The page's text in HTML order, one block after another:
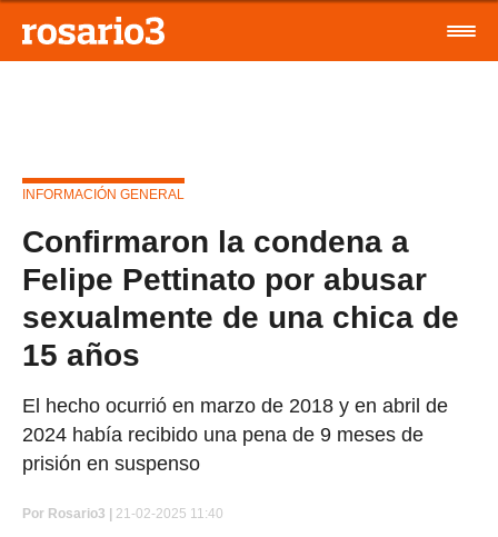
INFORMACIÓN GENERAL
Confirmaron la condena a
Felipe Pettinato por abusar
sexualmente de una chica de
15 años
El hecho ocurrió en marzo de 2018 y en abril de
2024 había recibido una pena de 9 meses de
prisión en suspenso
Por Rosario3 | 21-02-2025 11:40